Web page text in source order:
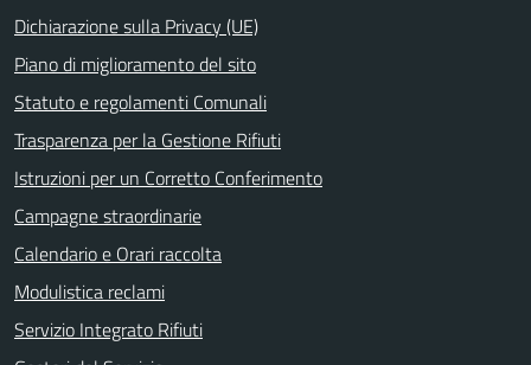
Dichiarazione sulla Privacy (UE)
Piano di miglioramento del sito
Statuto e regolamenti Comunali
Trasparenza per la Gestione Rifiuti
Istruzioni per un Corretto Conferimento
Campagne straordinarie
Calendario e Orari raccolta
Modulistica reclami
Servizio Integrato Rifiuti